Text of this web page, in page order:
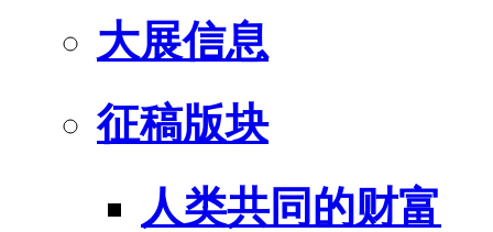
大展信息
征稿版块
人类共同的财富